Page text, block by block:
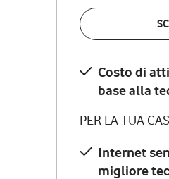
Costo di
base alla
PER LA TUA
Internet
migliore